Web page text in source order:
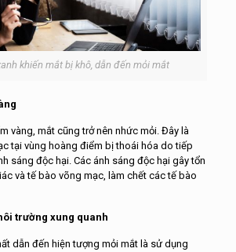
khiến mắt bị khô, dẫn đến mỏi mắt
vàng, mắt cũng trở nên nhức mỏi. Đây là
tại vùng hoàng điểm bị thoái hóa do tiếp
sáng độc hại. Các ánh sáng độc hại gây tổn
và tế bào võng mạc, làm chết các tế bào
trường xung quanh
dẫn đến hiện tượng mỏi mắt là sử dụng